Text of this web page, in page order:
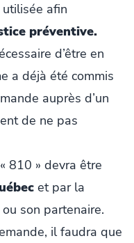
afin
préventive.
d’être en
a déjà été commis
auprès d’un
de ne pas
810 » devra être
et par la
son partenaire.
il faudra que